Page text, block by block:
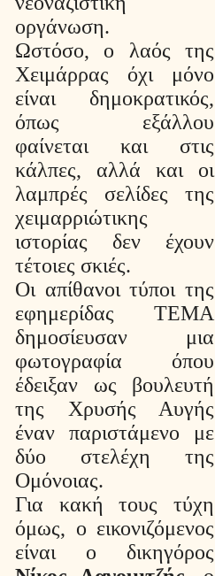
οργάνωση.
Ωστόσο, ο λαός της
Χειμάρρας όχι μόνο
είναι δημοκρατικός,
όπως εξάλλου
φαίνεται και στις
κάλπες, αλλά και οι
λαμπρές σελίδες της
χειμαρριώτικης
ιστορίας δεν έχουν
τέτοιες σκιές.
Οι απίθανοι τύποι της
εφημερίδας TEMA
δημοσίευσαν μια
φωτογραφία όπου
έδειξαν ως βουλευτή
της Χρυσής Αυγής
έναν παριστάμενο με
δύο στελέχη της
Ομόνοιας.
Για κακή τους τύχη
όμως, ο εικονιζόμενος
είναι ο δικηγόρος